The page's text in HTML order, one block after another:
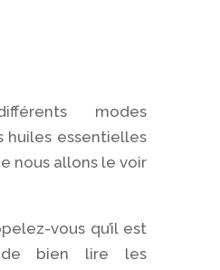
modes
huiles essentielles
nous allons le voir
vous qu’il est
de bien lire les